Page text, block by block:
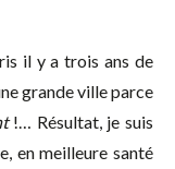
il y a trois ans de
grande ville parce
!… Résultat, je suis
en meilleure santé